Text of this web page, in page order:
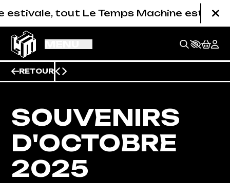
Machine est fermé (studios de
RETOUR
SOUVENIRS
D'OCTOBRE
2025